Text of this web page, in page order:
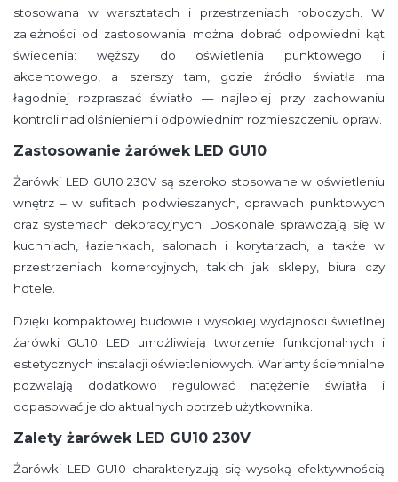
stosowana w warsztatach i przestrzeniach roboczych. W
zależności od zastosowania można dobrać odpowiedni kąt
świecenia: węższy do oświetlenia punktowego i
akcentowego, a szerszy tam, gdzie źródło światła ma
łagodniej rozpraszać światło — najlepiej przy zachowaniu
kontroli nad olśnieniem i odpowiednim rozmieszczeniu opraw.
Zastosowanie żarówek LED GU10
Żarówki LED GU10 230V są szeroko stosowane w oświetleniu
wnętrz – w sufitach podwieszanych, oprawach punktowych
oraz systemach dekoracyjnych. Doskonale sprawdzają się w
kuchniach, łazienkach, salonach i korytarzach, a także w
przestrzeniach komercyjnych, takich jak sklepy, biura czy
hotele.
Dzięki kompaktowej budowie i wysokiej wydajności świetlnej
żarówki GU10 LED umożliwiają tworzenie funkcjonalnych i
estetycznych instalacji oświetleniowych. Warianty ściemnialne
pozwalają dodatkowo regulować natężenie światła i
dopasować je do aktualnych potrzeb użytkownika.
Zalety żarówek LED GU10 230V
Żarówki LED GU10 charakteryzują się wysoką efektywnością